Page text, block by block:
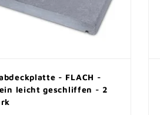
- FLACH -
leicht geschliffen - 2